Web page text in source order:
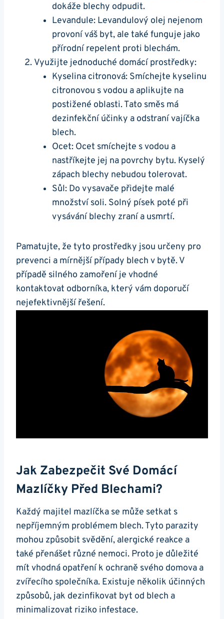
dokáže blechy odpudit.
Levandule: Levandulový olej nejenom
provoní váš byt, ale také funguje jako
přírodní repelent proti blechám.
Využijte jednoduché domácí prostředky:
Kyselina citronová: Smíchejte kyselinu
citronovou s vodou a aplikujte na
postižené oblasti. Tato směs má
dezinfekční účinky a odstraní vajíčka
blech.
Ocet: Ocet smíchejte s vodou a
nastříkejte jej na povrchy bytu. Kyselý
zápach blechy nebudou tolerovat.
Sůl: Do vysavače přidejte malé
množství soli. Solný písek poté při
vysávání blechy zraní a usmrtí.
Pamatujte, že tyto prostředky jsou určeny pro
prevenci a mírnější případy blech v bytě. V
případě silného zamoření je vhodné
kontaktovat odborníka, který vám doporučí
nejefektivnější řešení.
Jak Zabezpečit Své Domácí
Mazlíčky Před Blechami?
Každý majitel mazlíčka se může setkat s
nepříjemným problémem blech. Tyto parazity
mohou způsobit svědění, alergické reakce a
také přenášet různé nemoci. Proto je důležité
mít vhodná opatření k ochraně svého domova a
zvířecího společníka. Existuje několik účinných
způsobů, jak dezinfikovat byt od blech a
minimalizovat riziko infestace.